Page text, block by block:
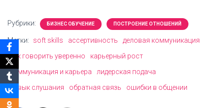
Рубрики: БИЗНЕС ОБУЧЕНИЕ ПОСТРОЕНИЕ ОТНОШЕНИЙ
Метки: soft skills ассертивность
деловая коммуникация
как говорить уверенно
карьерный рост
коммуникация и карьера
лидерская подача
навык слушания
обратная связь ошибки в общении